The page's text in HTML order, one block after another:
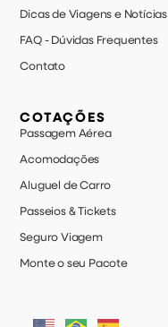
Dicas de Viagens e Notícias
FAQ - Dúvidas Frequentes
Contato
COTAÇÕES
Passagem Aérea
Acomodações
Aluguel de Carro
Passeios & Tickets
Seguro Viagem
Monte o seu Pacote